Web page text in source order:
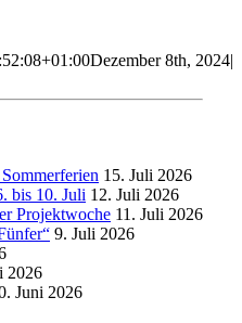
Dezember 8th, 2024|
15. Juli 2026
bis 10. Juli 12. Juli 2026
Projektwoche 11. Juli 2026
9. Juli 2026
2026
Juni 2026